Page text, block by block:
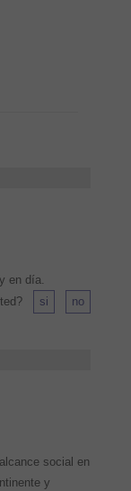
en día.
social en
y